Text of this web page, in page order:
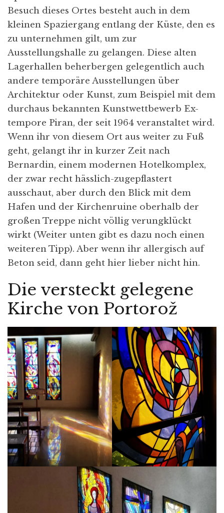
Besuch dieses Ortes besteht auch in dem
kleinen Spaziergang entlang der Küste, den es
zu unternehmen gilt, um zur
Ausstellungshalle zu gelangen. Diese alten
Lagerhallen beherbergen gelegentlich auch
andere temporäre Ausstellungen über
Architektur oder Kunst, zum Beispiel mit dem
durchaus bekannten Kunstwettbewerb Ex-
tempore Piran, der seit 1964 veranstaltet wird.
Wenn ihr von diesem Ort aus weiter zu Fuß
geht, gelangt ihr in kurzer Zeit nach
Bernardin, einem modernen Hotelkomplex,
der zwar recht hässlich-zugepflastert
ausschaut, aber durch den Blick mit dem
Hafen und der Kirchenruine oberhalb der
großen Treppe nicht völlig verungklückt
wirkt (Weiter unten gibt es dazu noch einen
weiteren Tipp). Aber wenn ihr allergisch auf
Beton seid, dann geht hier lieber nicht hin.
Die versteckt gelegene
Kirche von Portorož